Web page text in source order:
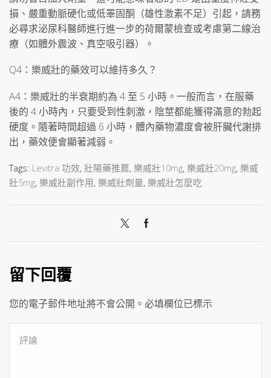
損、嚴重動脈硬化或低睪固酮（雄性激素不足）引起，請務
必尋求泌尿科醫師進行進一步的荷爾蒙檢查或考慮第二線治
療（如體外震波、真空吸引器）。
Q4：樂威壯的藥效可以維持多久？
A4：樂威壯的半衰期約為 4 至 5 小時。一般而言，在服藥
後的 4 小時內，只要受到性刺激，陰莖都能獲得滿意的勃起
硬度。隨著時間超過 6 小時，體內藥物濃度會被肝臟代謝排
出，藥效便會顯著減弱。
Tags: Levitra 功效, 壯陽藥推薦, 樂威壯10mg, 樂威壯20mg, 樂威
壯5mg, 樂威壯副作用, 樂威壯劑量, 樂威壯怎麼吃
留下回覆
您的電子郵件地址將不會公開。必填欄位已標示